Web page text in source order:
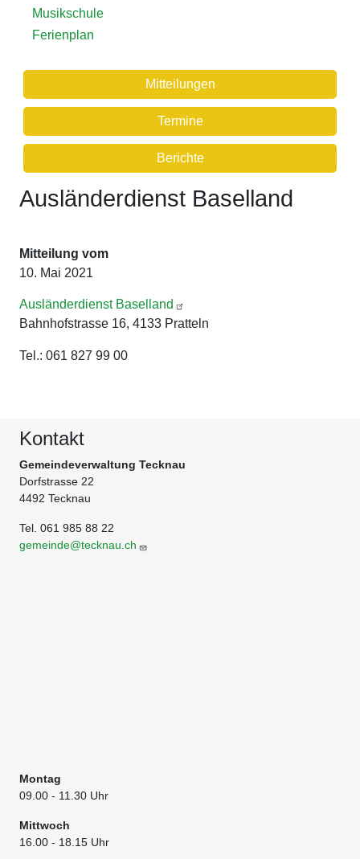
Musikschule
Ferienplan
Schule
Aktuelles
Mitteilungen
Termine
Berichte
Ausländerdienst Baselland
Mitteilung vom
10. Mai 2021
Ausländerdienst Baselland
Bahnhofstrasse 16, 4133 Pratteln
Tel.: 061 827 99 00
Kontakt
Gemeindeverwaltung Tecknau
Dorfstrasse 22
4492 Tecknau
Tel. 061 985 88 22
gemeinde@tecknau.ch
Montag
09.00- 11.30 Uhr
Mittwoch
16.00 - 18.15 Uhr